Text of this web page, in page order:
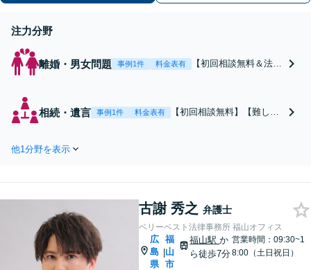
注力分野
離婚・男女問題 事例1件 料金表有
【初回相談無料＆法テ
ご相談を！】不貞の慰
謝料／協議／調停／裁
面談も可】【舟入町駅
5分／分割払い可】
相続・遺言 事例1件 料金表有
【初回相談無料】【難しい
談ください。遺産分割／遺
／成年後見など相続に関す
るお悩みに対応します【舟
入町駅5分】【分割払い
可】
他1分野を表示
古謝 秀之 弁護士
ベリーベスト法律事務所 福山オフィス
広
島
県
|
福
山
市
福山駅か
ら徒歩7分
営業時間：09:30~1
8:00（土日祝日）